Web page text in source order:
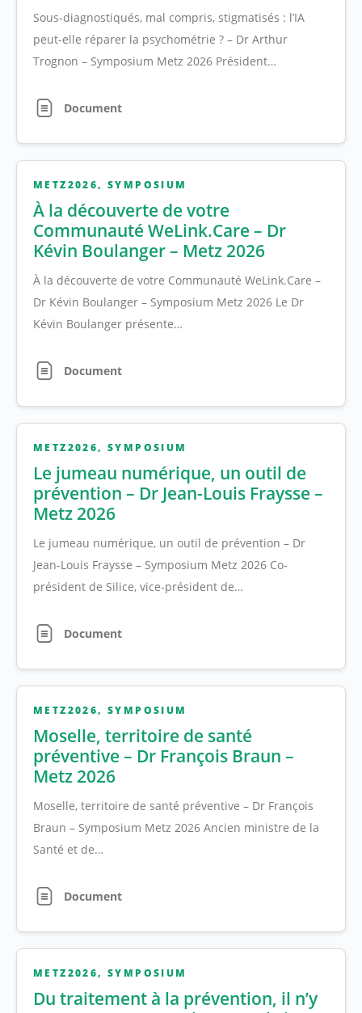
Sous-diagnostiqués, mal compris, stigmatisés : l’IA
peut-elle réparer la psychométrie ? – Dr Arthur
Trognon – Symposium Metz 2026 Président…
Document
METZ2026,SYMPOSIUM
À la découverte de votre
Communauté WeLink.Care – Dr
Kévin Boulanger – Metz 2026
À la découverte de votre Communauté WeLink.Care –
Dr Kévin Boulanger – Symposium Metz 2026 Le Dr
Kévin Boulanger présente…
Document
METZ2026,SYMPOSIUM
Le jumeau numérique, un outil de
prévention – Dr Jean-Louis Fraysse –
Metz 2026
Le jumeau numérique, un outil de prévention – Dr
Jean-Louis Fraysse – Symposium Metz 2026 Co-
président de Silice, vice-président de…
Document
METZ2026,SYMPOSIUM
Moselle, territoire de santé
préventive – Dr François Braun –
Metz 2026
Moselle, territoire de santé préventive – Dr François
Braun – Symposium Metz 2026 Ancien ministre de la
Santé et de…
Document
METZ2026,SYMPOSIUM
Du traitement à la prévention, il n’y